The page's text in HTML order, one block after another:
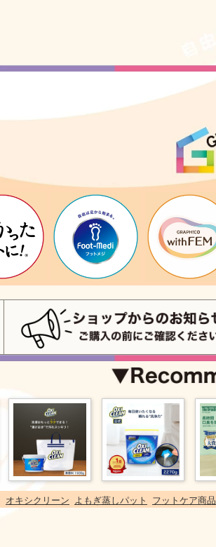
オキシクリーン よもぎ蒸しパット フットケア商品